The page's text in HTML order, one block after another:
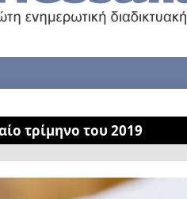
τρίμηνο του 2019